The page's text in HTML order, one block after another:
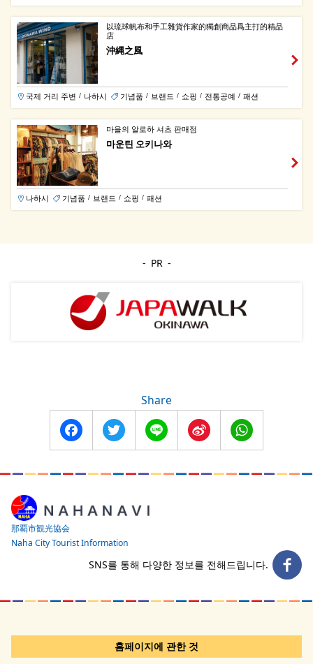
以琉球帆布和手工雜貨作家的獨創商品爲主打的精品
店
沖縄之風
국제 거리 주변 / 나하시 기념품 / 브랜드 / 쇼핑 / 전통공예 / 패션
마을의 알로하 셔츠 판매점
마운틴 오키나와
나하시 기념품 / 브랜드 / 쇼핑 / 패션
PR
Share
FacebookTwitter Line
Sina
Weibo
WhatsApp
那覇市観光協会
Naha City Tourist Information
SNS를 통해 다양한 정보를 전해드립니다.
홈페이지에 관한 것